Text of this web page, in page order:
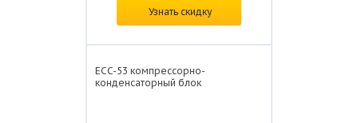
832 044 ₽/
Узнать скидку
ECC-53 компрессорно-
конденсаторный блок